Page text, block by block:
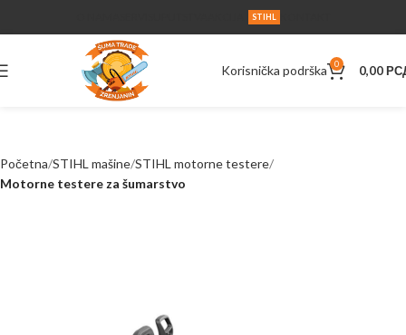
STIHL
Korisnička podrška 0 0,00
Početna STIHL mašine STIHL motorne testere
Motorne testere za šumarstvo